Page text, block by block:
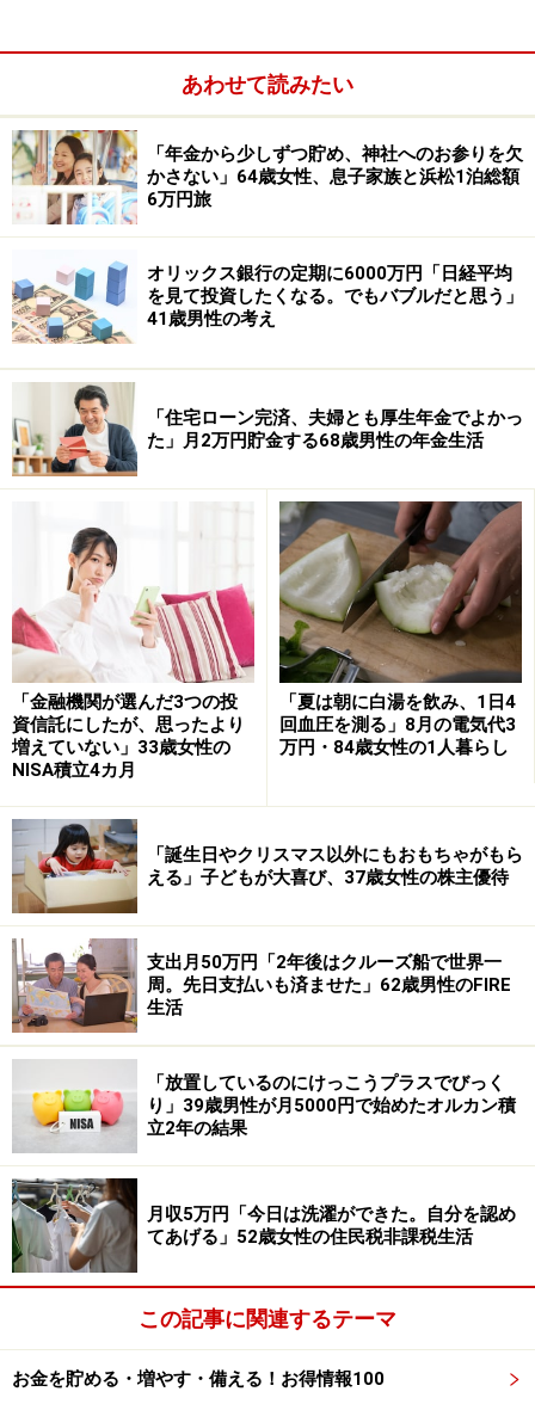
そのほか（企業年金や個人年金保険など）：企業年金2
万3390円
配偶者の年金や収入：不明
「外食もしないのでどこへも行かない」
現在の年金額について満足しているか、の問いに「満足
していない」と回答した今回の投稿者。
その理由として「物価高で食品も少ししか買えない。外
食もしないのでどこへも行かない」と語っています。
ひと月の支出は約「15万円」。年金だけでは「毎月足り
ない」と回答されています。
「飲み物はコーヒードリップ一杯20円」
年金で足りない支出については「アルバイトの給与で」
「介護の仕事のため障害者移動支援講習会と（介護職
員）初任者研修を受けています。（それらを生かし）単
発の仕事で3万円ほど」の収入があると言います。
年金生活においては「交通費は自転車で行ける範囲しか
行きません。健康のためにもウォーキングで毎日1万歩
歩きます。食費は夫婦だけなので1日600円です。飲み物
は麦茶かコーヒードリップで一杯20円、外食は株主優待
で行ける範囲」と節約に努めているとのこと。
あわせて読みたい
「年金から少しずつ貯め、神社へのお参りを欠
かさない」64歳女性、息子家族と浜松1泊総額
6万円旅
オリックス銀行の定期に6000万円「日経平均
を見て投資したくなる。でもバブルだと思う」
41歳男性の考え
「住宅ローン完済、夫婦とも厚生年金でよかっ
た」月2万円貯金する68歳男性の年金生活
「金融機関が選んだ3つの投
資信託にしたが、思ったより
増えていない」33歳女性の
NISA積立4カ月
「夏は朝に白湯を飲み、1日4
回血圧を測る」8月の電気代3
万円・84歳女性の1人暮らし
「誕生日やクリスマス以外にもおもちゃがもら
える」子どもが大喜び、37歳女性の株主優待
支出月50万円「2年後はクルーズ船で世界一
周。先日支払いも済ませた」62歳男性のFIRE
生活
「放置しているのにけっこうプラスでびっく
り」39歳男性が月5000円で始めたオルカン積
立2年の結果
月収5万円「今日は洗濯ができた。自分を認め
てあげる」52歳女性の住民税非課税生活
この記事に関連するテーマ
お金を貯める・増やす・備える！お得情報100